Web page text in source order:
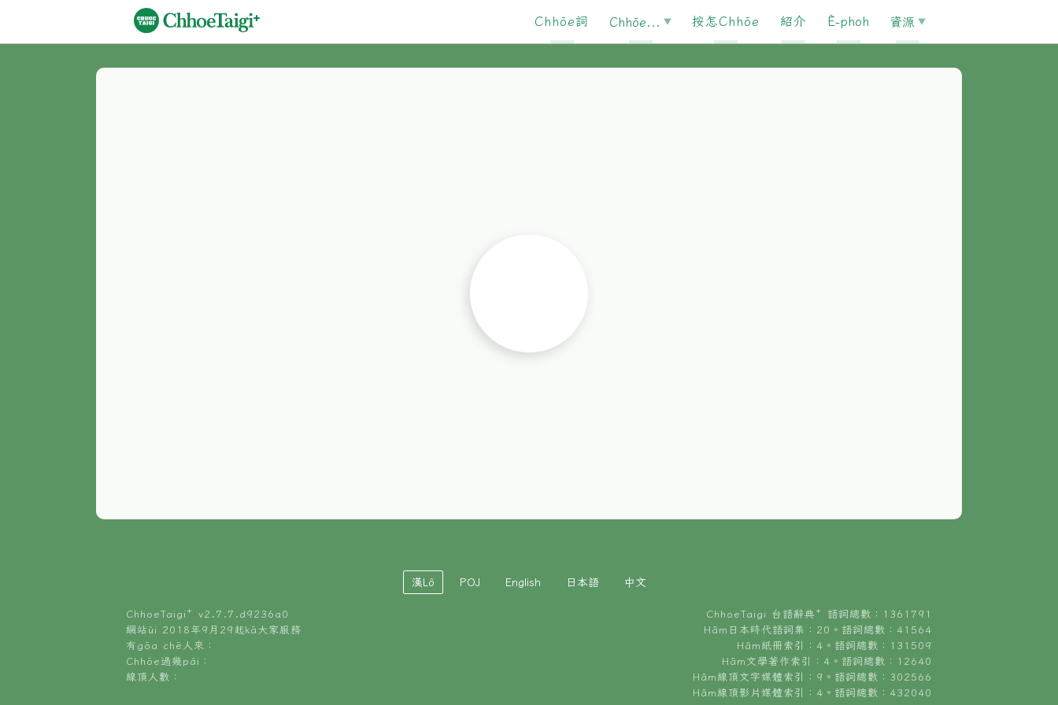
Chhōe詞 Chhōe... 按怎Chhōe 紹介 È-phoh 資源
漢Lô POJ English 日本語 中文
ChhoeTaigi⁺ v2.7.7.d9236a0
網站ùi 2018年9月29起kā大家服務
有gōa chē人來：
Chhōe過幾pái：
線頂人數：
ChhoeTaigi 台語辭典⁺ 語詞總數：1361791
Hâm日本時代語詞集：20。語詞總數：41564
Hâm紙冊索引：4。語詞總數：131509
Hâm文學著作索引：4。語詞總數：12640
Hâm線頂文字媒體索引：9。語詞總數：302566
Hâm線頂影片媒體索引：4。語詞總數：432040